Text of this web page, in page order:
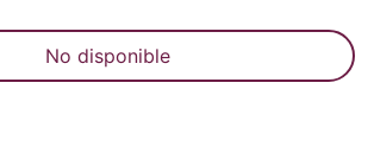
No disponible